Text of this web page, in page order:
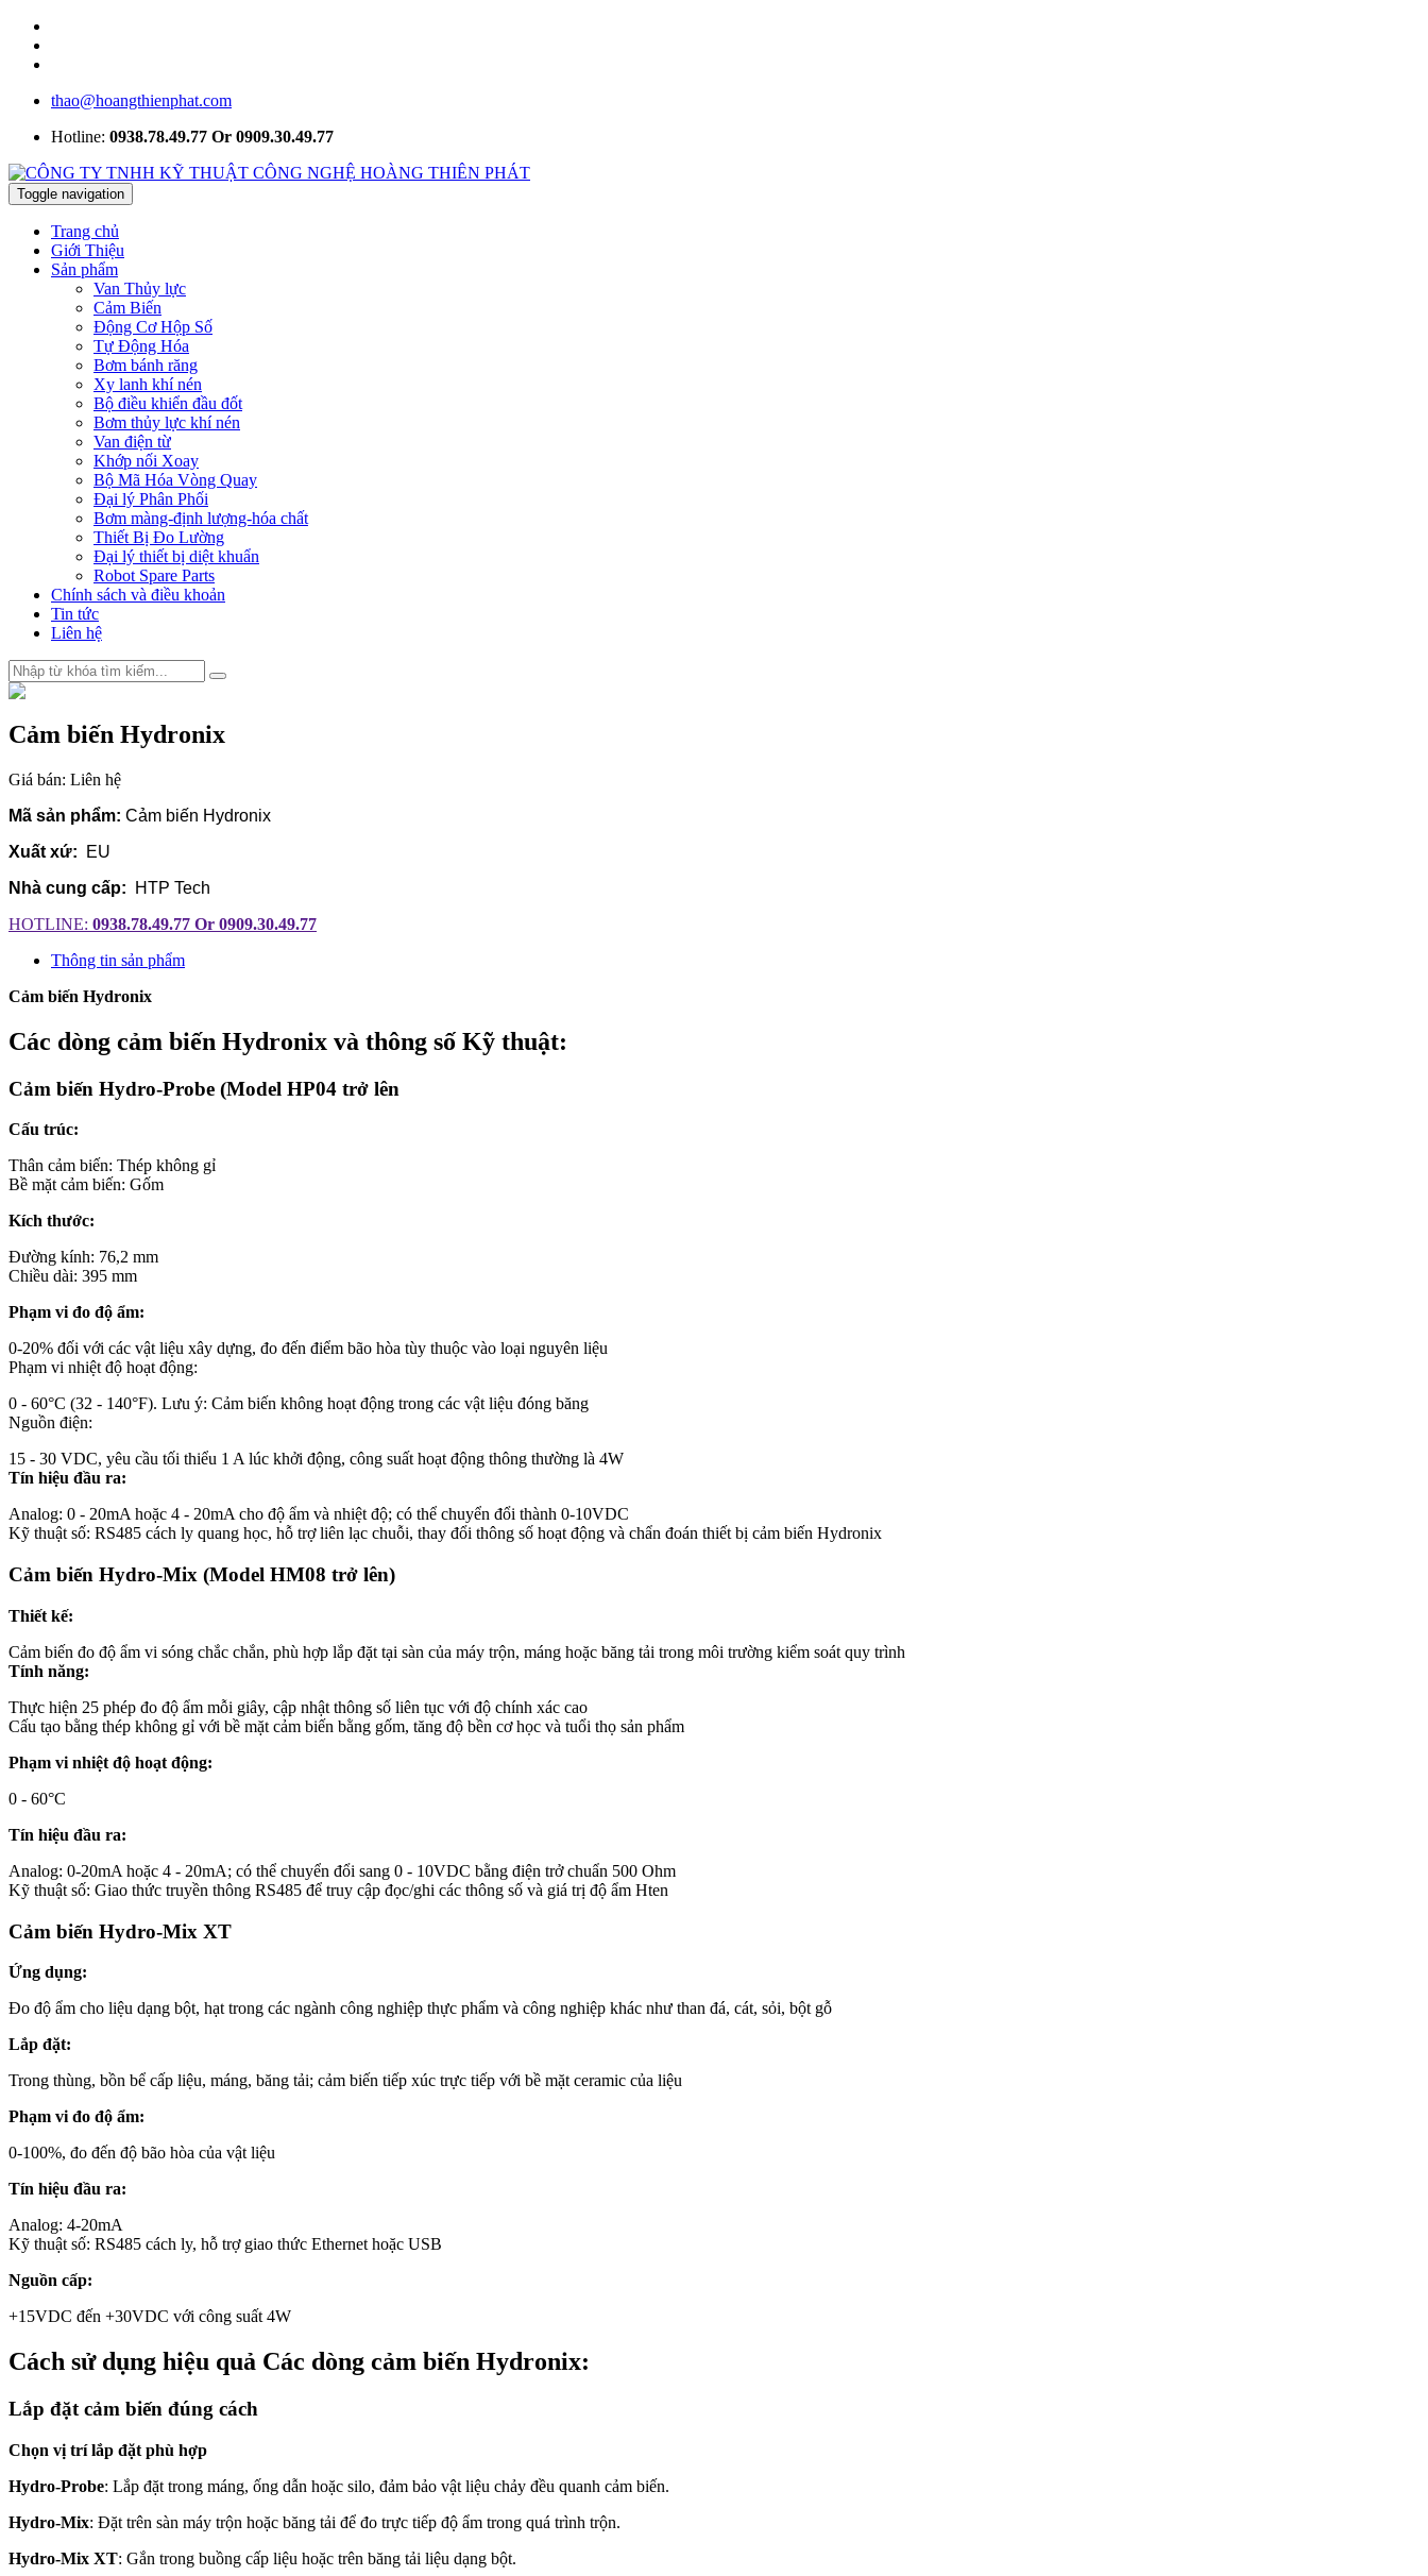
thao@hoangthienphat.com
Hotline: 0938.78.49.77 Or 0909.30.49.77
Toggle navigation
Trang chủ
Giới Thiệu
Sản phẩm
Van Thủy lực
Cảm Biến
Động Cơ Hộp Số
Tự Động Hóa
Bơm bánh răng
Xy lanh khí nén
Bộ điều khiển đầu đốt
Bơm thủy lực khí nén
Van điện từ
Khớp nối Xoay
Bộ Mã Hóa Vòng Quay
Đại lý Phân Phối
Bơm màng-định lượng-hóa chất
Thiết Bị Đo Lường
Đại lý thiết bị diệt khuẩn
Robot Spare Parts
Chính sách và điều khoản
Tin tức
Liên hệ
Cảm biến Hydronix
Giá bán: Liên hệ
Mã sản phẩm: Cảm biến Hydronix
Xuất xứ: EU
Nhà cung cấp: HTP Tech
HOTLINE: 0938.78.49.77 Or 0909.30.49.77
Thông tin sản phẩm
Cảm biến Hydronix
Các dòng cảm biến Hydronix và thông số Kỹ thuật:
Cảm biến Hydro-Probe (Model HP04 trở lên
Cấu trúc:
Thân cảm biến: Thép không gỉ
Bề mặt cảm biến: Gốm
Kích thước:
Đường kính: 76,2 mm
Chiều dài: 395 mm
Phạm vi đo độ ẩm:
0-20% đối với các vật liệu xây dựng, đo đến điểm bão hòa tùy thuộc vào loại nguyên liệu
Phạm vi nhiệt độ hoạt động:
0 - 60°C (32 - 140°F). Lưu ý: Cảm biến không hoạt động trong các vật liệu đóng băng
Nguồn điện:
15 - 30 VDC, yêu cầu tối thiểu 1 A lúc khởi động, công suất hoạt động thông thường là 4W
Tín hiệu đầu ra:
Analog: 0 - 20mA hoặc 4 - 20mA cho độ ẩm và nhiệt độ; có thể chuyển đổi thành 0-10VDC
Kỹ thuật số: RS485 cách ly quang học, hỗ trợ liên lạc chuỗi, thay đổi thông số hoạt động và chẩn đoán thiết bị cảm biến Hydronix
Cảm biến Hydro-Mix (Model HM08 trở lên)
Thiết kế:
Cảm biến đo độ ẩm vi sóng chắc chắn, phù hợp lắp đặt tại sàn của máy trộn, máng hoặc băng tải trong môi trường kiểm soát quy trình
Tính năng:
Thực hiện 25 phép đo độ ẩm mỗi giây, cập nhật thông số liên tục với độ chính xác cao
Cấu tạo bằng thép không gỉ với bề mặt cảm biến bằng gốm, tăng độ bền cơ học và tuổi thọ sản phẩm
Phạm vi nhiệt độ hoạt động:
0 - 60°C
Tín hiệu đầu ra:
Analog: 0-20mA hoặc 4 - 20mA; có thể chuyển đổi sang 0 - 10VDC bằng điện trở chuẩn 500 Ohm
Kỹ thuật số: Giao thức truyền thông RS485 để truy cập đọc/ghi các thông số và giá trị độ ẩm Hten
Cảm biến Hydro-Mix XT
Ứng dụng:
Đo độ ẩm cho liệu dạng bột, hạt trong các ngành công nghiệp thực phẩm và công nghiệp khác như than đá, cát, sỏi, bột gỗ
Lắp đặt:
Trong thùng, bồn bể cấp liệu, máng, băng tải; cảm biến tiếp xúc trực tiếp với bề mặt ceramic của liệu
Phạm vi đo độ ẩm:
0-100%, đo đến độ bão hòa của vật liệu
Tín hiệu đầu ra:
Analog: 4-20mA
Kỹ thuật số: RS485 cách ly, hỗ trợ giao thức Ethernet hoặc USB
Nguồn cấp:
+15VDC đến +30VDC với công suất 4W
Cách sử dụng hiệu quả Các dòng cảm biến Hydronix:
Lắp đặt cảm biến đúng cách
Chọn vị trí lắp đặt phù hợp
Hydro-Probe: Lắp đặt trong máng, ống dẫn hoặc silo, đảm bảo vật liệu chảy đều quanh cảm biến.
Hydro-Mix: Đặt trên sàn máy trộn hoặc băng tải để đo trực tiếp độ ẩm trong quá trình trộn.
Hydro-Mix XT: Gắn trong buồng cấp liệu hoặc trên băng tải liệu dạng bột.